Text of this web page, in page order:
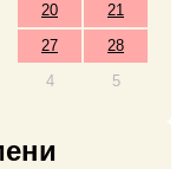
20
21
27
28
4 5